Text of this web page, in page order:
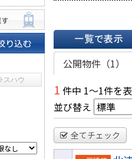
む
スハウ
一覧で表示
公開物件（1）
1 件中 1～1件を
並び替え
全てチェック